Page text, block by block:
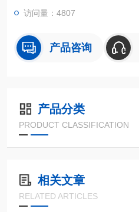
访问量：4807
产品咨询
产品分类
PRODUCT CLASSIFICATION
相关文章
RELATED ARTICLES